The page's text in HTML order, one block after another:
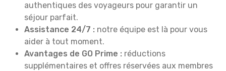
authentiques des voyageurs pour garantir un
séjour parfait.
Assistance 24/7 : notre équipe est là pour vous
aider à tout moment.
Avantages de GO Prime : réductions
supplémentaires et offres réservées aux membres